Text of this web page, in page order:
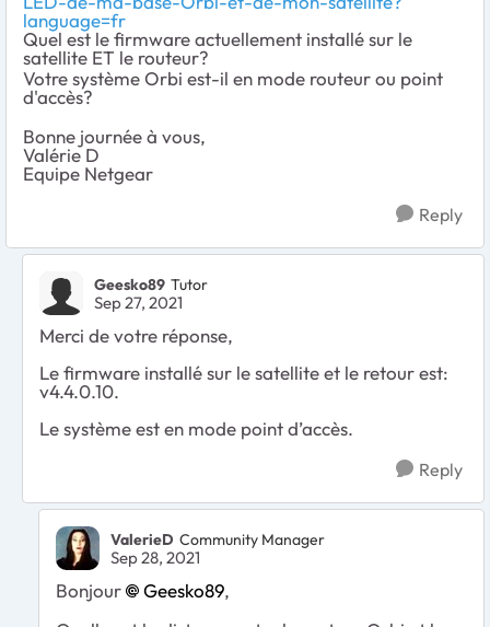
language=fr
Quel est le firmware actuellement installé sur le
satellite ET le routeur?
Votre système Orbi est-il en mode routeur ou point
d'accès?
Bonne journée à vous,
Valérie D
Equipe Netgear
Reply
Geesko89 Tutor
Sep 27, 2021
Merci de votre réponse,
Le firmware installé sur le satellite et le retour est:
v4.4.0.10.
Le système est en mode point d’accès.
Reply
ValerieD Community Manager
Sep 28, 2021
Bonjour Geesko89,